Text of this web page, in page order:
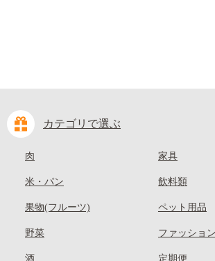
カテゴリで選ぶ
肉
米・パン
果物(フルーツ)
野菜
酒
家具
飲料類
ペット用品
ファッション
定期便